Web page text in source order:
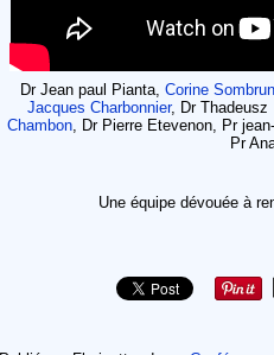
Dr Jean paul Pianta,Corine
Jacques Charbonnier, Dr
Chambon, Dr Pierre Etevenon, Pr
Pr
Une équipe dévouée à